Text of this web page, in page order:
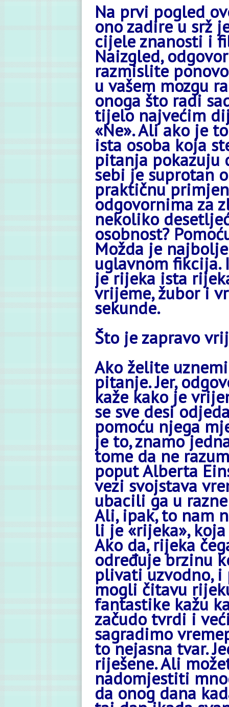
Na prvi pogled
ono zadire u srž
cijele znanosti i
Naizgled,
razmislite
u vašem mozgu
onoga što radi
tijelo najvećim
«Ne». Ali ako je
ista osoba koja
pitanja pokazuju
sebi je suprotan
praktičnu
odgovornima za
nekoliko
osobnost?
Možda je
uglavnom fikcija.
je rijeka ista
vrijeme, žubor i
sekunde.
Što je zapravo
Ako želite
pitanje. Jer,
kaže kako je
se sve desi
pomoću njega
je to, znamo
tome da ne
poput Alberta
vezi svojstava
ubacili ga u
Ali, ipak, to nam
li je «rijeka»,
Ako da, rijeka
određuje brzinu
plivati uzvodno,
mogli čitavu
fantastike kažu
začudo tvrdi i
sagradimo
to nejasna tvar.
riješene. Ali
nadomjestiti
da onog dana